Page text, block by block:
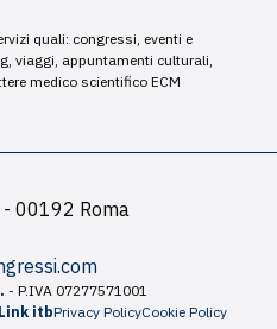
quali: congressi, eventi e
viaggi, appuntamenti culturali,
medico scientifico ECM
- 00192 Roma
- P.IVA 07277571001
Link itbPrivacy PolicyCookie Policy